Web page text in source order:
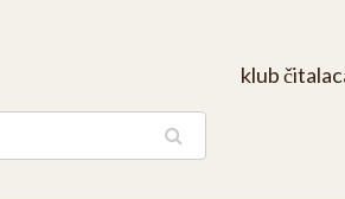
klub